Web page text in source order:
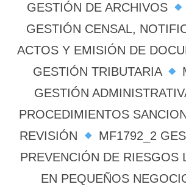
GESTIÓN DE ARCHIVOS
GESTIÓN CENSAL,
ACTOS Y EMISIÓN DE
GESTIÓN TRIBUTARIA
GESTIÓN
PROCEDIMIENTOS
REVISIÓN
MF1792_2
PREVENCIÓN DE RIESGOS
EN PEQUEÑOS